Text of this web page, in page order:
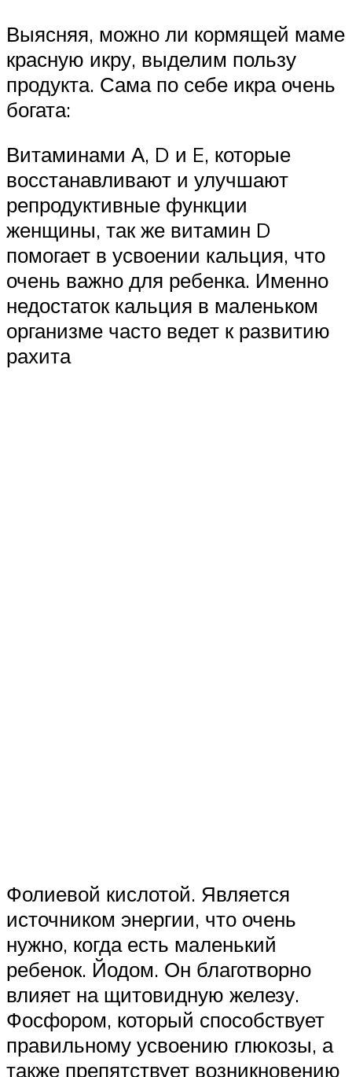
Выясняя, можно ли кормящей маме
красную икру, выделим пользу
продукта. Сама по себе икра очень
богата:
Витаминами А, D и E, которые
восстанавливают и улучшают
репродуктивные функции
женщины, так же витамин D
помогает в усвоении кальция, что
очень важно для ребенка. Именно
недостаток кальция в маленьком
организме часто ведет к развитию
рахита
Фолиевой кислотой. Является
источником энергии, что очень
нужно, когда есть маленький
ребенок. Йодом. Он благотворно
влияет на щитовидную железу.
Фосфором, который способствует
правильному усвоению глюкозы, а
также препятствует возникновению